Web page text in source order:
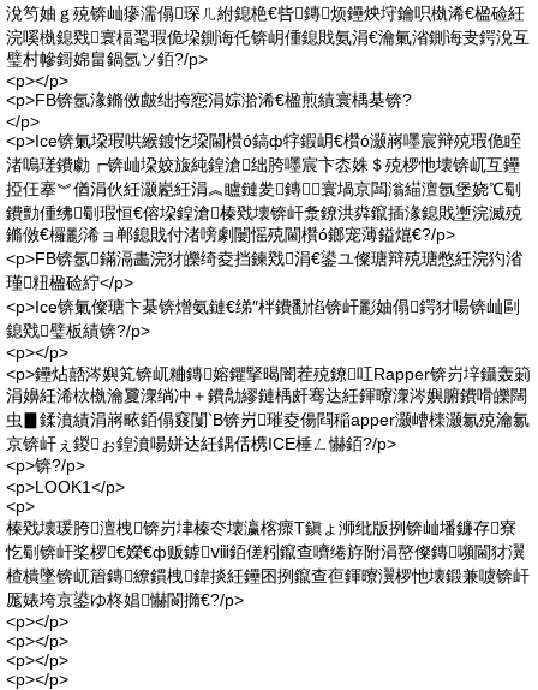
涗笉妯ｇ殑锛屾瘮濡傝琛ㄦ紨鎴栬€呰鏄烦鑸炴垨鑰呮槸浠€楹硷紝
浣嗘槸鎴戣寰楅毣瑕佹垜鍘诲仛锛岄偅鎴戝氨涓€瀹氭渻鍘诲叏鍔涗互
璧村幓鎶婂畠鍋氬ソ銆?/p>
<p></p>
<p>FB锛氬湪鏅傚皻绌挎惌涓婃湁浠€楹煎績寰楀棊锛?
</p>
<p>Ice锛氭垜瑕哄緱鍍忔垜閫欑ó鎬ф牸鍜岄€欑ó灏嶈嚜宸辩殑瑕佹眰
渚嗚瑳鐨勮┍锛屾垜姣旇純鍠滄绌胯嚜宸卞枩姝＄殑椤忚壊锛屼互鑸
掗仼搴︾偤涓伙紝灏嶏紝涓︽矑鏈夎鏄寰堝京闆滃緢澶氬堡娆℃劅
鐨勯偅绋劅瑕恒€傛垜鍠滄榛戣壊锛屽洜鐐洪粦鑹插湪鎴戝壍浣滅殑
鏅傚€欏彲浠ョ郸鎴戝付渚嗙劇闄愮殑閫欑ó鎯宠薄鎰熴€?/p>
<p>FB锛氬鏋滆畵浣犲皪绮夌挡鍊戣涓€鍙ユ儏瑭辩殑瑭憋紝浣犳渻
瑾粈楹硷紵</p>
<p>Ice锛氭儏瑭卞棊锛熷氨鏈€绨″柈鐨勫惂锛屽彲妯傝鍔犲啺锛屾剾
鎴戣璧板績锛?/p>
<p></p>
<p>鑸炶嚭涔嬩笂锛屼粬鏄嫆鑺掔暍闇茬殑鐐叿Rapper锛岃垶鑷轰箣
涓嬶紝浠栨槸瀹夐潨绱冲＋鐨勪繆鏈楀皯骞达紝鍕曢潨涔嬩腑鐨嗗皪闊
虫▊鍒濆績涓嶈畩銆傝窡闅‵B锛岃璀夌偒閰稲apper灏嶆檪灏氱殑瀹氱
京锛屽ぇ鍐ぉ鍠濆啺姘达紝鍝佸槜ICE棰ㄥ懗銆?/p>
<p>锛?/p>
<p>LOOK1</p>
<p>
榛戣壊瑗胯澶栧锛岃垏榛冭壊瀛楁瘝T鎭ょ浉纰版挒锛屾墦鐮存寮
忔劅锛屽桨椤€嬫€ф贩鎼ⅷ銆傞粌鑹查嚌绻斿附涓嶅儏鏄嚬閫犲瀷
楂樻墜锛屼篃鏄繚鏆栧鍏掞紝鑸囨挒鑹查亱鍕曢瀷椤忚壊鍛兼噳锛屽
厖婊垮京鍙ゆ柊娼懗閬撱€?/p>
<p></p>
<p></p>
<p></p>
<p></p>